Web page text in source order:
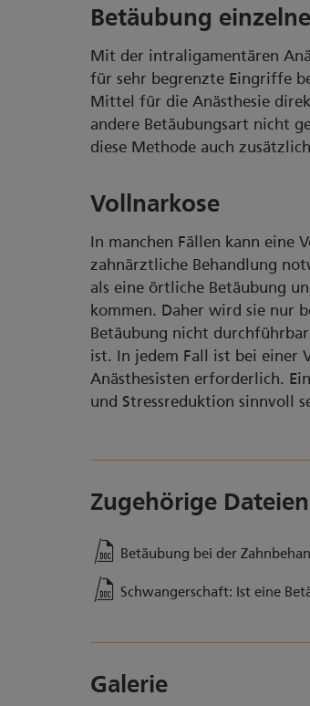
Betäubung
Mit der intraligamentären
für sehr begrenzte Eingriffe
Mittel für die Anästhesie
andere Betäubungsart nicht
diese Methode auch
Vollnarkose
In manchen Fällen kann eine
zahnärztliche Behandlung
als eine örtliche Betäubung
kommen. Daher wird sie nur
Betäubung nicht
ist. In jedem Fall ist bei einer
Anästhesisten erforderlich.
und Stressreduktion sinnvoll
Zugehörige Dateien
Betäubung bei der
Schwangerschaft: Ist eine
Galerie